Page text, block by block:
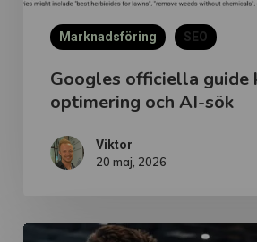
Marknadsföring SEO
Googles officiella guide
optimering och AI-sök
Viktor
20 maj, 2026